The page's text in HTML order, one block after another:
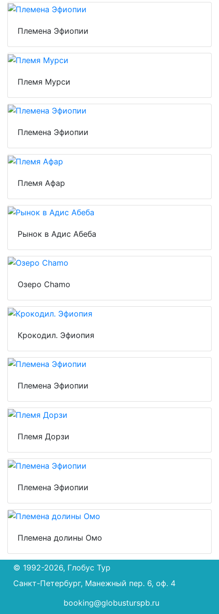
Племена Эфиопии
Племя Мурси
Племена Эфиопии
Племя Афар
Рынок в Адис Абеба
Озеро Chamo
Крокодил. Эфиопия
Племена Эфиопии
Племя Дорзи
Племена Эфиопии
Племена долины Омо
© 1992-2026, Глобус Тур
Санкт-Петербург, Манежный пер. 6, оф. 4
booking@globusturspb.ru